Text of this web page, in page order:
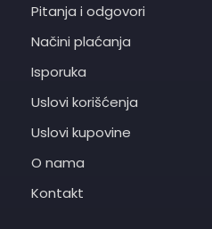
Pitanja i odgovori
Načini plaćanja
Isporuka
Uslovi korišćenja
Uslovi kupovine
O nama
Kontakt